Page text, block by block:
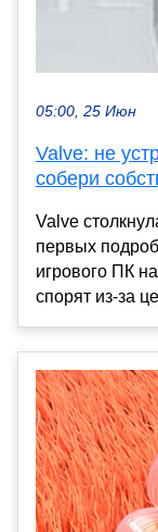
05:00, 25 Июн
Valve: не
собери
Valve
первых
игрового ПК
спорят из-за